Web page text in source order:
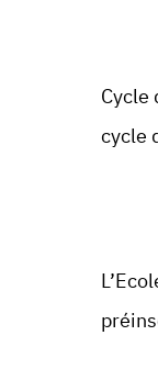
Cycle
cycle